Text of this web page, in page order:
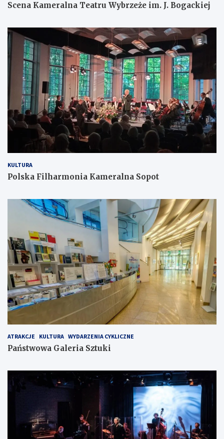
Scena Kameralna Teatru Wybrzeże im. J. Bogackiej
KULTURA
Polska Filharmonia Kameralna Sopot
ATRAKCJE KULTURA WYDARZENIA CYKLICZNE
Państwowa Galeria Sztuki